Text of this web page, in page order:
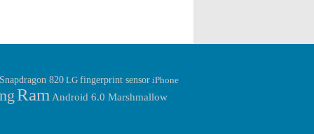
Snapdragon 820 LG fingerprint sensor iPhone
Ram Android 6.0 Marshmallow